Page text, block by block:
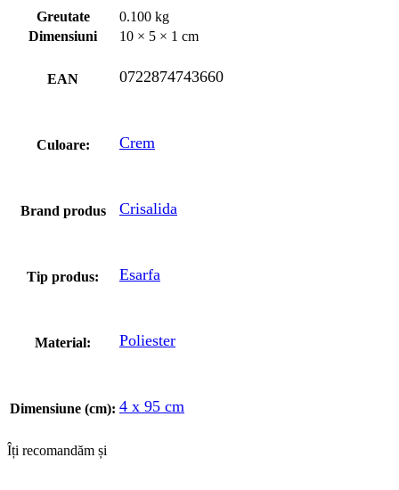
Greutate
0.100 kg
Dimensiuni
10 × 5 × 1 cm
EAN 0722874743660
Culoare: Crem
Brand produs Crisalida
Tip produs: Esarfa
Material: Poliester
Dimensiune (cm): 4 x 95 cm
Îți recomandăm și